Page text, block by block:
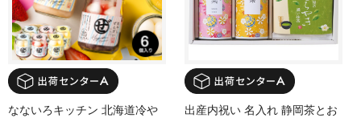
なないろキッチン 北海道冷や
出産内祝い 名入れ 静岡茶とお